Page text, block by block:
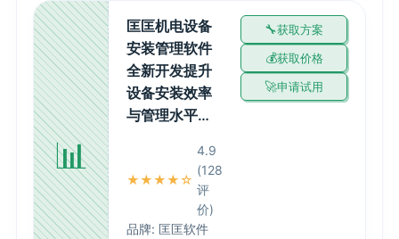
📊
匡匡机电设备
安装管理软件
全新开发提升
设备安装效率
与管理水平…
★★★★☆
4.9
(128
评
价)
品牌: 匡匡软件
获取方案
获取价格
申请试用